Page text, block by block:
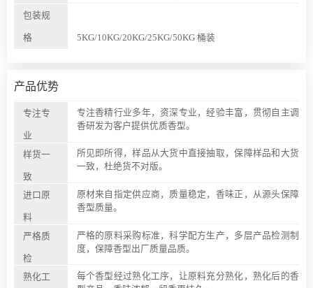
包装规
格 5KG/10KG/20KG/25KG/50KG 桶装
产品优势
专注专
业
专注香精行业多年，资深专业，经验丰富，贯彻自主调
香研发为客户提供优质香型。
样货一
致
所见即所得，样品从大货中直接抽取，保障样品和大货
一致，杜绝货不对版。
进口原
料
原材来自指定供应商，质量稳定，香味正，从源头保障
香型质量。
严格质
检
严格的原料采购标准，科学配方生产，多层产品检测制
度，保障香型出厂质量品质。
熟化工
每个香型经过熟化工序，让原料充分熟化，熟化后的香